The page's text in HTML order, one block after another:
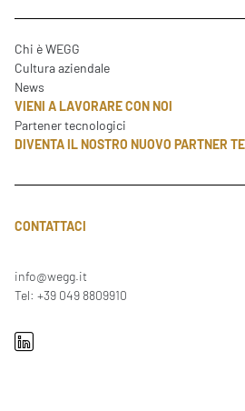
Chi è WEGG
Cultura aziendale
News
VIENI A LAVORARE CON NOI
Partener tecnologici
DIVENTA IL NOSTRO NUOVO PARTNER
CONTATTACI
info@wegg.it
Tel: +39 049 8809910